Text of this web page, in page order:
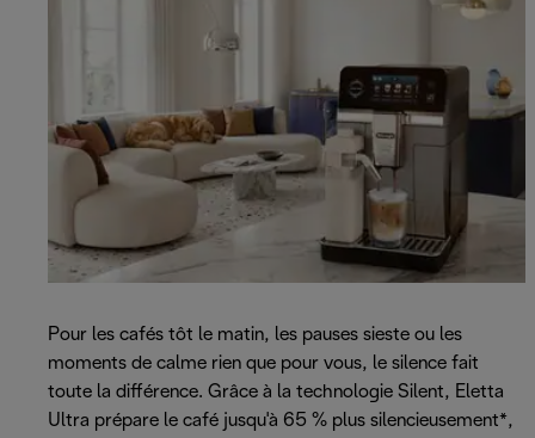
Pour les cafés tôt le matin, les pauses sieste ou les
moments de calme rien que pour vous, le silence fait
toute la différence. Grâce à la technologie Silent, Eletta
Ultra prépare le café jusqu'à 65 % plus silencieusement*,